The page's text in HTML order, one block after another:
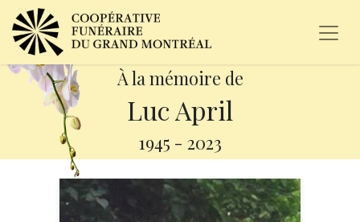
À la mémoire de
Luc April
1945 - 2023